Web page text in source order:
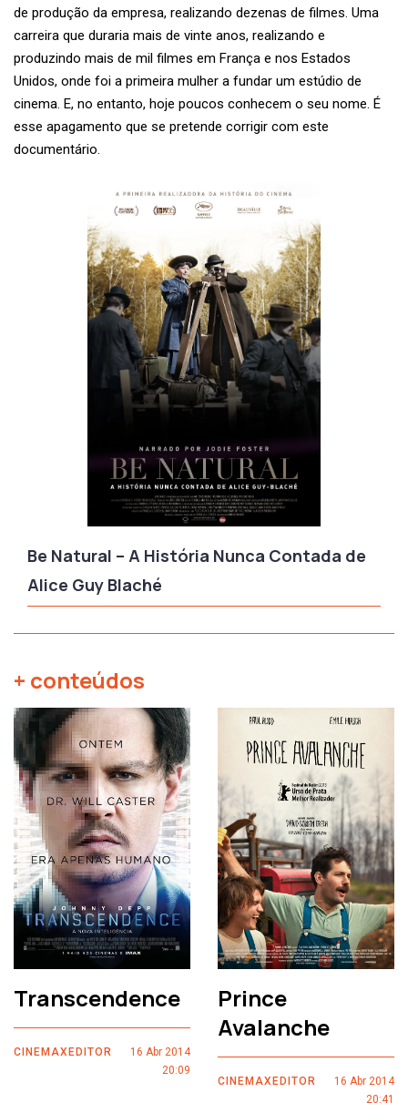
Be Natural – A História Nunca Contada de
Alice Guy Blaché
de produção da empresa, realizando dezenas de filmes. Uma
carreira que duraria mais de vinte anos, realizando e
produzindo mais de mil filmes em França e nos Estados
Unidos, onde foi a primeira mulher a fundar um estúdio de
cinema. E, no entanto, hoje poucos conhecem o seu nome. É
esse apagamento que se pretende corrigir com este
documentário.
+ conteúdos
Transcendence
CINEMAXEDITOR
16 Abr 2014
20:09
Prince
Avalanche
CINEMAXEDITOR
16 Abr 2014
20:41